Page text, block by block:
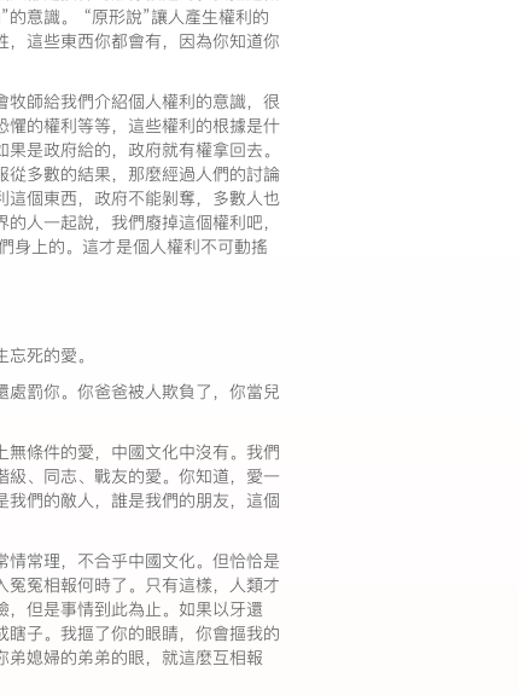
的意識。 “原形說”讓人產生權利的
這些東西你都會有，因為你知道你
師給我們介紹個人權利的意識，很
的權利等等，這些權利的根據是什
是政府給的，政府就有權拿回去。
多數的結果，那麼經過人們的討論
個東西，政府不能剝奪，多數人也
人一起說，我們廢掉這個權利吧，
身上的。這才是個人權利不可動搖
死的愛。
罰你。你爸爸被人欺負了，你當兒
條件的愛，中國文化中沒有。我們
、同志、戰友的愛。你知道，愛一
們的敵人，誰是我們的朋友，這個
常理，不合乎中國文化。但恰恰是
冤相報何時了。只有這樣，人類才
但是事情到此為止。如果以牙還
子。我摳了你的眼睛，你會摳我的
媳婦的弟弟的眼，就這麼互相報